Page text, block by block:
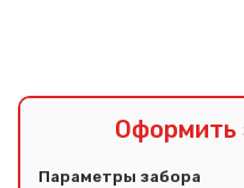
Оформить
Параметры забора